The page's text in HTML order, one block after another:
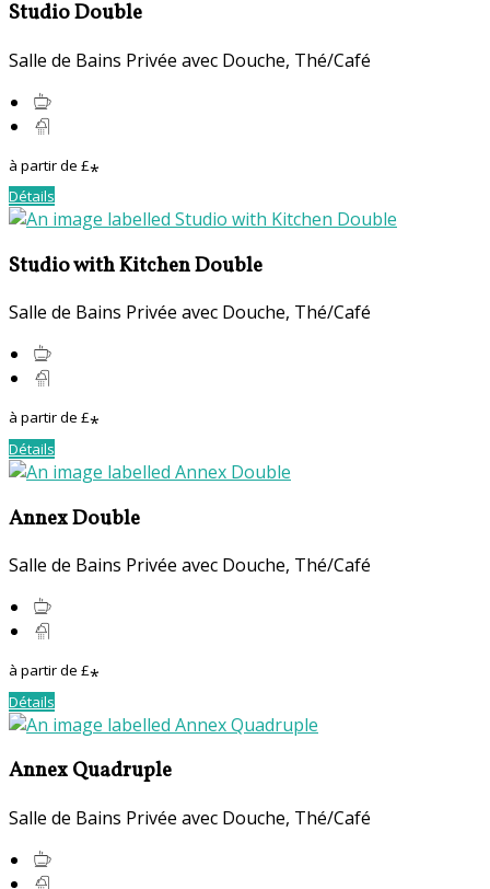
Studio Double
Salle de Bains Privée avec Douche, Thé/Café
à partir de £*
Détails
Studio with Kitchen Double
Salle de Bains Privée avec Douche, Thé/Café
à partir de £*
Détails
Annex Double
Salle de Bains Privée avec Douche, Thé/Café
à partir de £*
Détails
Annex Quadruple
Salle de Bains Privée avec Douche, Thé/Café